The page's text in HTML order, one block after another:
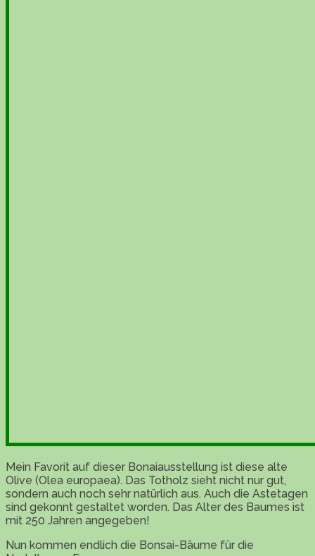
Mein Favorit auf dieser Bonaiausstellung ist diese alte
Olive (Olea europaea). Das Totholz sieht nicht nur gut,
sondern auch noch sehr natürlich aus. Auch die Astetagen
sind gekonnt gestaltet worden. Das Alter des Baumes ist
mit 250 Jahren angegeben!
Nun kommen endlich die Bonsai-Bäume für die